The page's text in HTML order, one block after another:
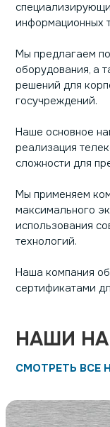
информационных
Мы предлагаем
оборудования, а
решений для
госучреждений.
Наше основное
реализация
сложности для
Мы применяем
максимального
использования
технологий.
Наша компания
сертификатами
НАШИ
СМОТРЕТЬ ВСЕ